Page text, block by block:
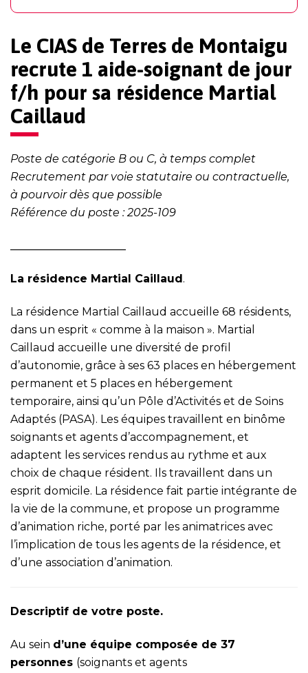
Le CIAS de Terres de Montaigu
recrute 1 aide-soignant de jour
f/h pour sa résidence Martial
Caillaud
Poste de catégorie B ou C, à temps complet
Recrutement par voie statutaire ou contractuelle,
à pourvoir dès que possible
Référence du poste : 2025-109
La résidence Martial Caillaud.
La résidence Martial Caillaud accueille 68 résidents,
dans un esprit « comme à la maison ». Martial
Caillaud accueille une diversité de profil
d’autonomie, grâce à ses 63 places en hébergement
permanent et 5 places en hébergement
temporaire, ainsi qu’un Pôle d’Activités et de Soins
Adaptés (PASA). Les équipes travaillent en binôme
soignants et agents d’accompagnement, et
adaptent les services rendus au rythme et aux
choix de chaque résident. Ils travaillent dans un
esprit domicile. La résidence fait partie intégrante de
la vie de la commune, et propose un programme
d’animation riche, porté par les animatrices avec
l’implication de tous les agents de la résidence, et
d’une association d’animation.
Descriptif de votre poste.
Au sein d’une équipe composée de 37
personnes (soignants et agents